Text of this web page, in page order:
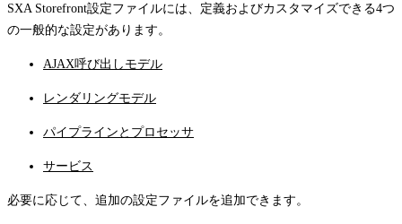
SXA Storefront設定ファイルには、定義およびカスタマイズできる4つ
の一般的な設定があります。
AJAX呼び出しモデル
レンダリングモデル
パイプラインとプロセッサ
サービス
必要に応じて、追加の設定ファイルを追加できます。